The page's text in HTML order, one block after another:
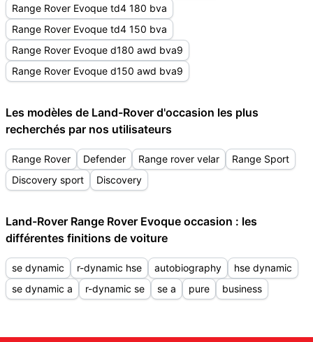
Range Rover Evoque td4 180 bva
Range Rover Evoque td4 150 bva
Range Rover Evoque d180 awd bva9
Range Rover Evoque d150 awd bva9
Les modèles de Land-Rover d'occasion les plus
recherchés par nos utilisateurs
Range Rover Defender Range rover velar
Range Sport
Discovery sport
Discovery
Land-Rover Range Rover Evoque occasion : les
différentes finitions de voiture
se dynamic r-dynamic hse autobiography
hse dynamic
se dynamic a
r-dynamic se se a pure business